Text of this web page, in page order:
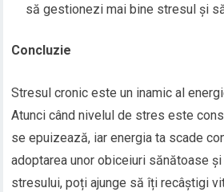
să gestionezi mai bine stresul și
Concluzie
Stresul cronic este un inamic al
Atunci când nivelul de stres este
se epuizează, iar energia ta scade
adoptarea unor obiceiuri sănătoase
stresului, poți ajunge să îți recâștigi